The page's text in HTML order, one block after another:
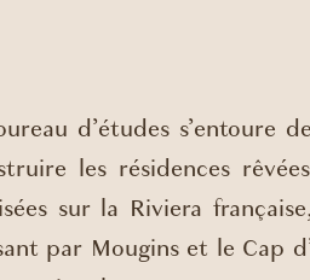
d’études s’entoure
les résidences
sur la Riviera
par Mougins et le Cap